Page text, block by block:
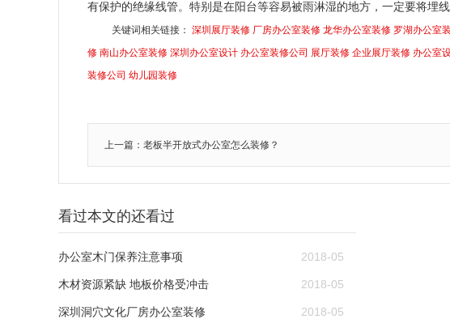
有保护的绝缘线管。特别是在阳台等容易被雨淋湿的地方，一定要将埋
关键词相关链接： 深圳展厅装修 厂房办公室装修 龙华办公室装修 罗湖办公室
修 南山办公室装修 深圳办公室设计 办公室装修公司 展厅装修 企业展厅装修 办公室
装修公司 幼儿园装修
上一篇：老板半开放式办公室怎么装修？
看过本文的还看过
办公室木门保养注意事项 2018-05
木材资源紧缺 地板价格受冲击 2018-05
深圳洞穴文化厂房办公室装修 2018-05